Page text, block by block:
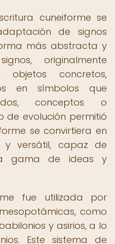
cuneiforme se
de signos
más abstracta y
originalmente
objetos concretos,
en símbolos que
conceptos o
de evolución permitió
se convirtiera en
y versátil, capaz de
gama de ideas y
fue utilizada por
como
y asirios, a lo
Este sistema de